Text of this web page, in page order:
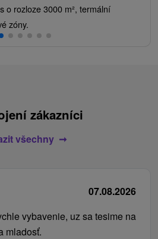
o rozloze 3000 m², termální
zóny.
zákazníci
všechny
07.08.2026
vybavenie, uz sa tesime na
mladosť.